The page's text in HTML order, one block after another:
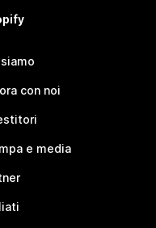
con noi
e media